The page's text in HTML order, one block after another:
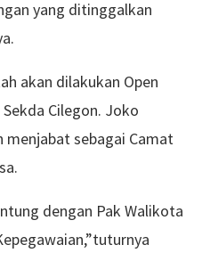
yang ditinggalkan
akan dilakukan Open
Cilegon. Joko
menjabat sebagai Camat
dengan Pak Walikota